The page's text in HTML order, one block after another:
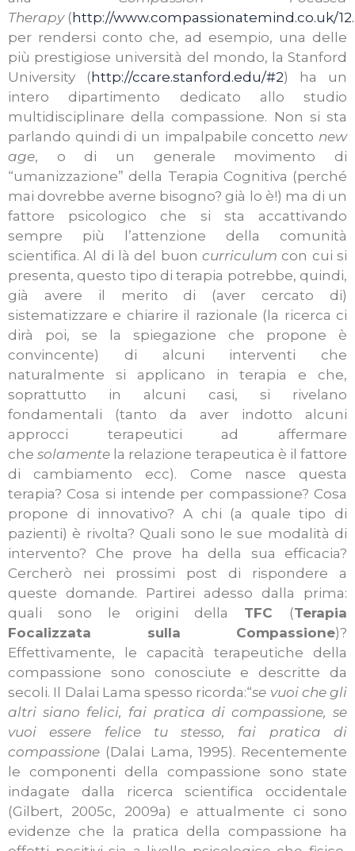
Therapy( http://www.compassionatemind.co.uk/
per rendersi conto che, ad esempio, una delle
più prestigiose università del mondo, la Stanford
University ( http://ccare.stanford.edu/#2) ha un
intero dipartimento dedicato allo studio
multidisciplinare della compassione. Non si sta
parlando quindi di un impalpabile concetto new
age, o di un generale movimento di
“umanizzazione” della Terapia Cognitiva (perché
mai dovrebbe averne bisogno? già lo è!) ma di un
fattore psicologico che si sta accattivando
sempre più l’attenzione della comunità
scientifica. Al di là del buon curriculum con cui si
presenta, questo tipo di terapia potrebbe, quindi,
già avere il merito di (aver cercato di)
sistematizzare e chiarire il razionale (la ricerca ci
dirà poi, se la spiegazione che propone è
convincente) di alcuni interventi che
naturalmente si applicano in terapia e che,
soprattutto in alcuni casi, si rivelano
fondamentali (tanto da aver indotto alcuni
approcci terapeutici ad affermare
chesolamente la relazione terapeutica è il fattore
di cambiamento ecc). Come nasce questa
terapia? Cosa si intende per compassione? Cosa
propone di innovativo? A chi (a quale tipo di
pazienti) è rivolta? Quali sono le sue modalità di
intervento? Che prove ha della sua efficacia?
Cercherò nei prossimi post di rispondere a
queste domande. Partirei adesso dalla prima:
quali sono le origini della TFC (Terapia
Focalizzata sulla Compassione)?
Effettivamente, le capacità terapeutiche della
compassione sono conosciute e descritte da
secoli. Il Dalai Lama spesso ricorda:“se vuoi che gli
altri siano felici, fai pratica di compassione, se
vuoi essere felice tu stesso, fai pratica di
compassione (Dalai Lama, 1995). Recentemente
le componenti della compassione sono state
indagate dalla ricerca scientifica occidentale
(Gilbert, 2005c, 2009a) e attualmente ci sono
evidenze che la pratica della compassione ha